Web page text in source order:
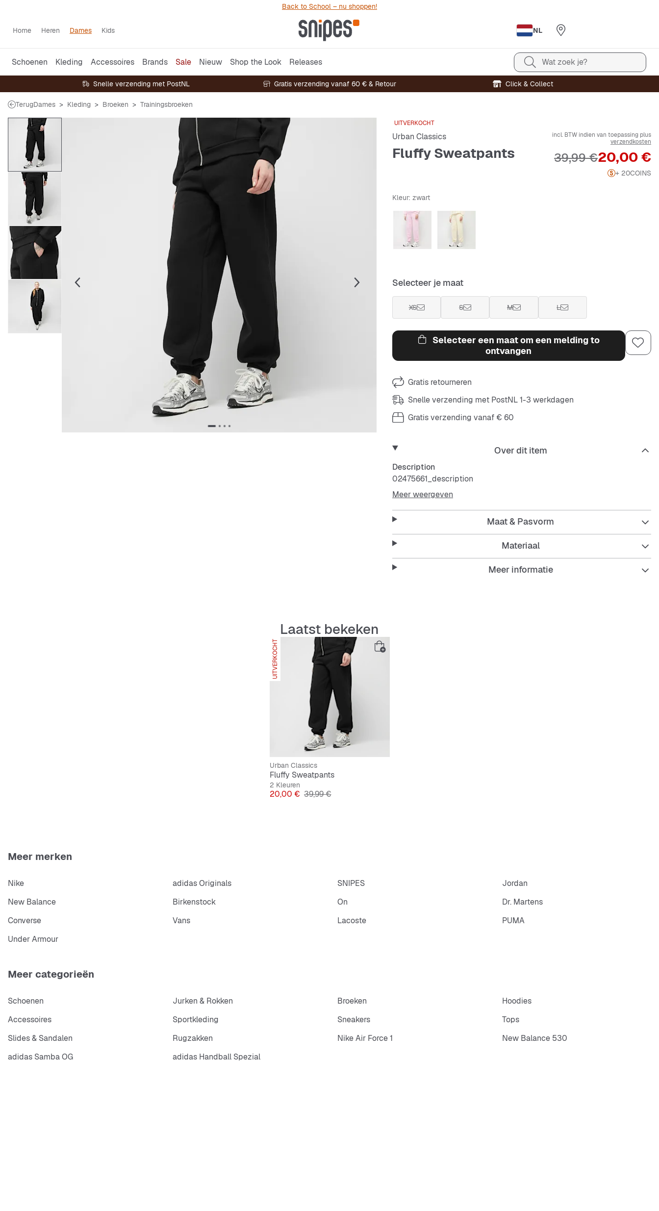
Back to School – nu shoppen!
Home Heren Dames Kids NL
Schoenen Kleding Accessoires Brands Sale Nieuw Shop the Look Releases Wat zoek je?
Snelle verzending met PostNL Gratis verzending vanaf 60 € & Retour Click & Collect
TerugDames Kleding Broeken Trainingsbroeken
UITVERKOCHT
Urban Classics
Fluffy Sweatpants
incl. BTW indien van toepassing plus
verzendkosten
Prijs
20,00 €
Originele Prijs
39,99 €
+ 20COINS
Kleur: zwart
Selecteer je maat
XS S M L
Selecteer een maat om een melding to
ontvangen
Gratis retourneren
Snelle verzending met PostNL 1-3 werkdagen
Gratis verzending vanaf € 60
Over dit item
Description
02475661_description
Meer weergeven
Maat & Pasvorm
Materiaal
Meer informatie
Laatst bekeken
UITVERKOCHT
Urban Classics
Fluffy Sweatpants
2 Kleuren
Prijs
20,00 € Originele Prijs
39,99 €
Meer merken
Nike adidas Originals SNIPES
Jordan
New Balance
Birkenstock On
Dr. Martens
Converse
Vans Lacoste
PUMA
Under Armour
Meer categorieën
Schoenen Jurken & Rokken Broeken
Hoodies
Accessoires
Sportkleding Sneakers
Tops
Slides & Sandalen
Rugzakken Nike Air Force 1
New Balance 530
adidas Samba OG
adidas Handball Spezial